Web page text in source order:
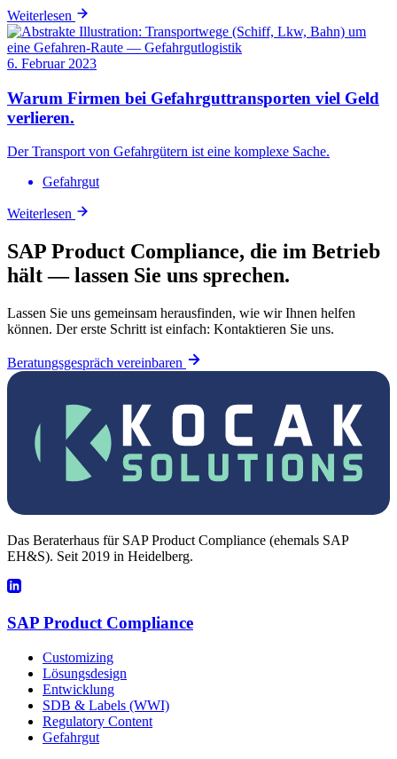
Weiterlesen
6. Februar 2023
Warum Firmen bei Gefahrguttransporten viel Geld
verlieren.
Der Transport von Gefahrgütern ist eine komplexe Sache.
Gefahrgut
Weiterlesen
SAP Product Compliance, die im Betrieb
hält — lassen Sie uns sprechen.
Lassen Sie uns gemeinsam herausfinden, wie wir Ihnen helfen
können. Der erste Schritt ist einfach: Kontaktieren Sie uns.
Beratungsgespräch vereinbaren
Das Beraterhaus für SAP Product Compliance (ehemals SAP
EH&S). Seit 2019 in Heidelberg.
SAP Product Compliance
Customizing
Lösungsdesign
Entwicklung
SDB & Labels (WWI)
Regulatory Content
Gefahrgut